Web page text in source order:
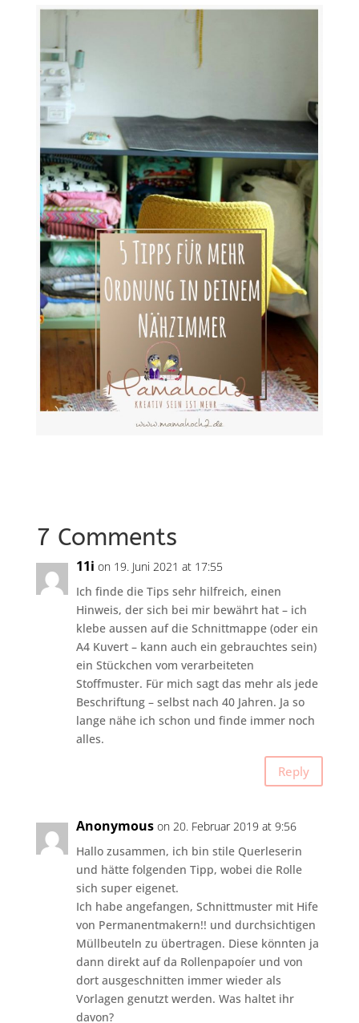
7 Comments
11i on 19. Juni 2021 at 17:55
Ich finde die Tips sehr hilfreich, einen
Hinweis, der sich bei mir bewährt hat – ich
klebe aussen auf die Schnittmappe (oder ein
A4 Kuvert – kann auch ein gebrauchtes sein)
ein Stückchen vom verarbeiteten
Stoffmuster. Für mich sagt das mehr als jede
Beschriftung – selbst nach 40 Jahren. Ja so
lange nähe ich schon und finde immer noch
alles.
Reply
Anonymous on 20. Februar 2019 at 9:56
Hallo zusammen, ich bin stile Querleserin
und hätte folgenden Tipp, wobei die Rolle
sich super eigenet.
Ich habe angefangen, Schnittmuster mit Hife
von Permanentmakern!! und durchsichtigen
Müllbeuteln zu übertragen. Diese könnten ja
dann direkt auf da Rollenpapoíer und von
dort ausgeschnitten immer wieder als
Vorlagen genutzt werden. Was haltet ihr
davon?